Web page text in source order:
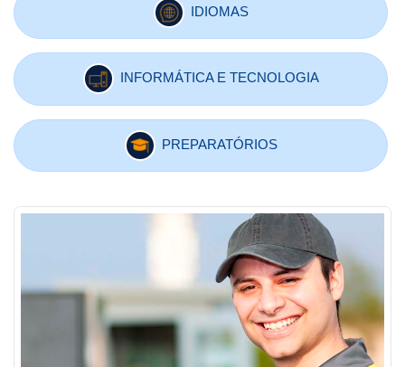
IDIOMAS
INFORMÁTICA E TECNOLOGIA
PREPARATÓRIOS